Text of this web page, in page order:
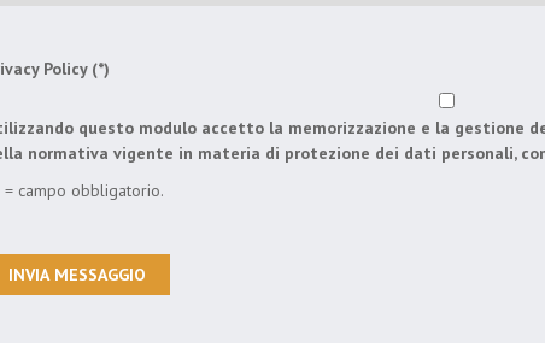
Policy (*)
questo modulo accetto la memorizzazione e la gestione
normativa vigente in materia di protezione dei dati personali,
= campo obbligatorio.